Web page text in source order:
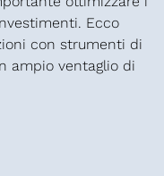
Ecco
con strumenti di
ampio ventaglio di